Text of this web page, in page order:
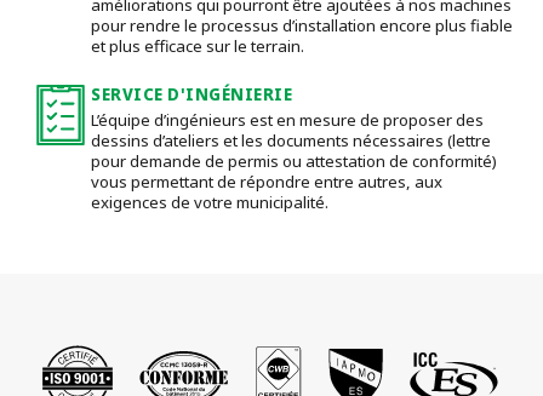
améliorations qui pourront être ajoutées à nos machines
pour rendre le processus d’installation encore plus fiable
et plus efficace sur le terrain.
SERVICE D'INGÉNIERIE
L’équipe d’ingénieurs est en mesure de proposer des
dessins d’ateliers et les documents nécessaires (lettre
pour demande de permis ou attestation de conformité)
vous permettant de répondre entre autres, aux
exigences de votre municipalité.